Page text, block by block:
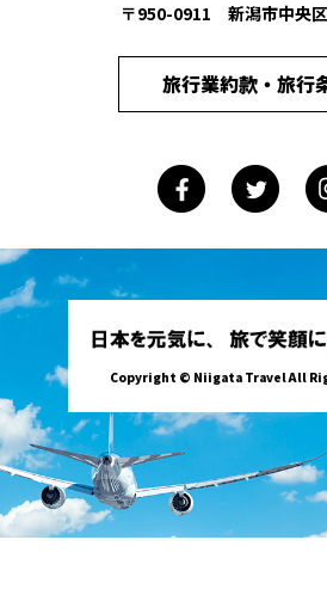
〒950-0911 新潟市中央
旅行業約款・旅行
Copyright © Niigata Travel All